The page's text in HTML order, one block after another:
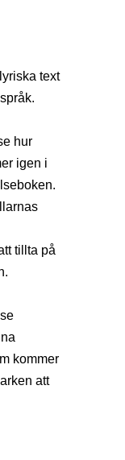
text
hur
igen i
tillta på
kommer
att